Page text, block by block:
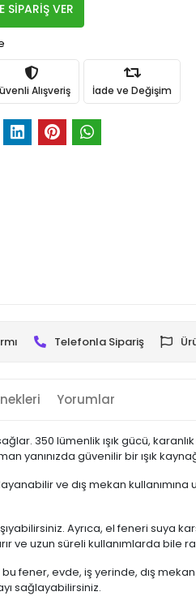
SİPARİŞ VER
Alışveriş İade ve Değişim
Telefonla Sipariş
Yorumlar
350 lümenlik ışık gücü,
yanınızda güvenilir bir ışık
ve dış mekan kullanımına
Ayrıca, el feneri suya
ve uzun süreli kullanımlarda bile
fener, evde, iş yerinde, dış
sağlayabilirsiniz.